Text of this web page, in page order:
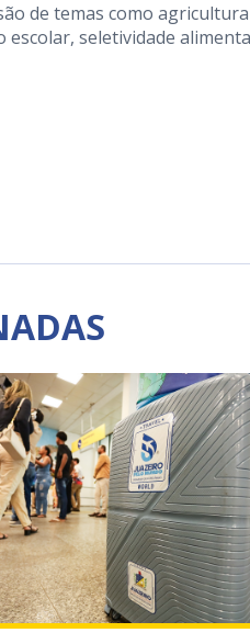
de temas como
seletividade